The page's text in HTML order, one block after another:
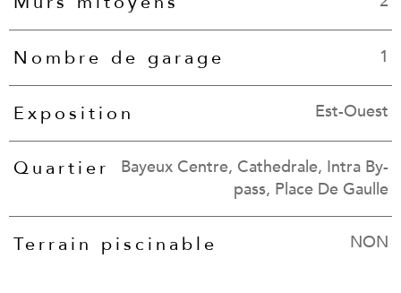
Nombre de garage 1
Exposition Est-Ouest
Quartier
Bayeux Centre, Cathedrale, Intra By-
pass, Place De Gaulle
Terrain piscinable NON